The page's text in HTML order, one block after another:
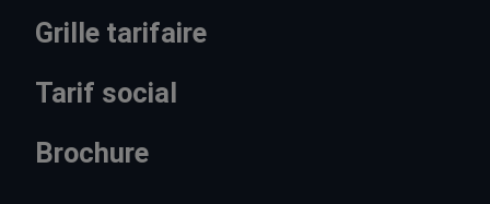
Grille tarifaire
Tarif social
Brochure